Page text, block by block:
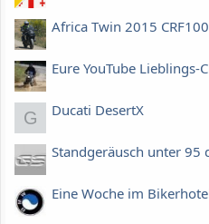
Africa Twin 2015
Eure YouTube Lieblings-
G Ducati DesertX
Standgeräusch unter 95
Eine Woche im